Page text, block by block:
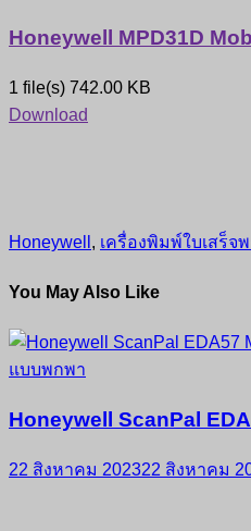
Honeywell MPD31D
1 file(s) 742.00 KB
Download
Email
Share
Honeywell,เครื่องพิมพ์ใบเสร็จ
You May Also Like